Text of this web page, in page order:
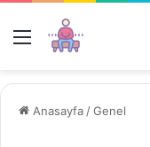
Menü
Anasayfa /Genel